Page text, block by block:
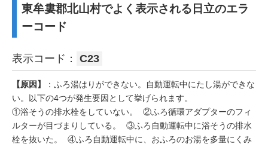
東牟婁郡北山村でよく表示される日立のエラ
ーコード
表示コード： C23
【原因】
：ふろ湯はりができない。自動運転中にたし湯ができな
い。以下の4つが発生要因として挙げられます。
①浴そうの排水栓をしていない。 ②ふろ循環アダプターのフィ
ルターが目づまりしている。 ③ふろ自動運転中に浴そうの排水
栓を抜いた。 ④ふろ自動運転中に、おふろのお湯を多量にくみ